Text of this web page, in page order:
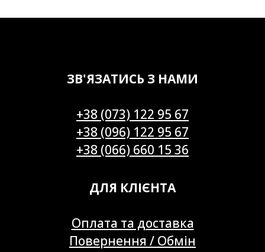
ЗВ'ЯЗАТИСЬ З НАМИ
+38 (073) 122 95 67
+38 (096) 122 95 67
+38 (066) 660 15 36
ДЛЯ КЛІЄНТА
Оплата та доставка
Повернення / Обмін